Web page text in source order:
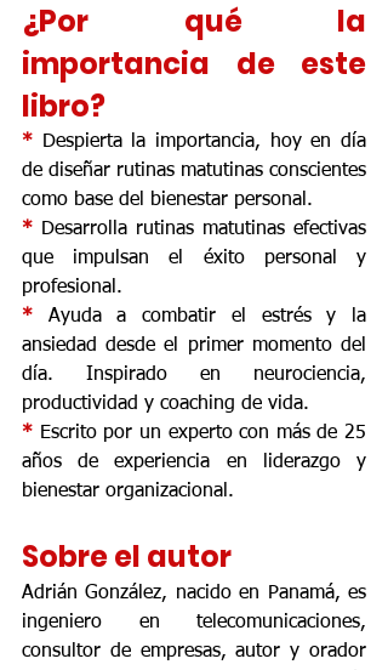
¿Por qué la
importancia de este
libro?
*
Despierta la importancia, hoy en día
de diseñar rutinas matutinas conscientes
como base del bienestar personal.
* Desarrolla rutinas matutinas efectivas
que impulsan el éxito personal y
profesional.
* Ayuda a combatir el estrés y la
ansiedad desde el primer momento del
día. Inspirado en neurociencia,
productividad y coaching de vida.
* Escrito por un experto con más de 25
años de experiencia en liderazgo y
bienestar organizacional.
Sobre el autor
Adrián González, nacido en Panamá, es
ingeniero en telecomunicaciones,
consultor de empresas, autor y orador